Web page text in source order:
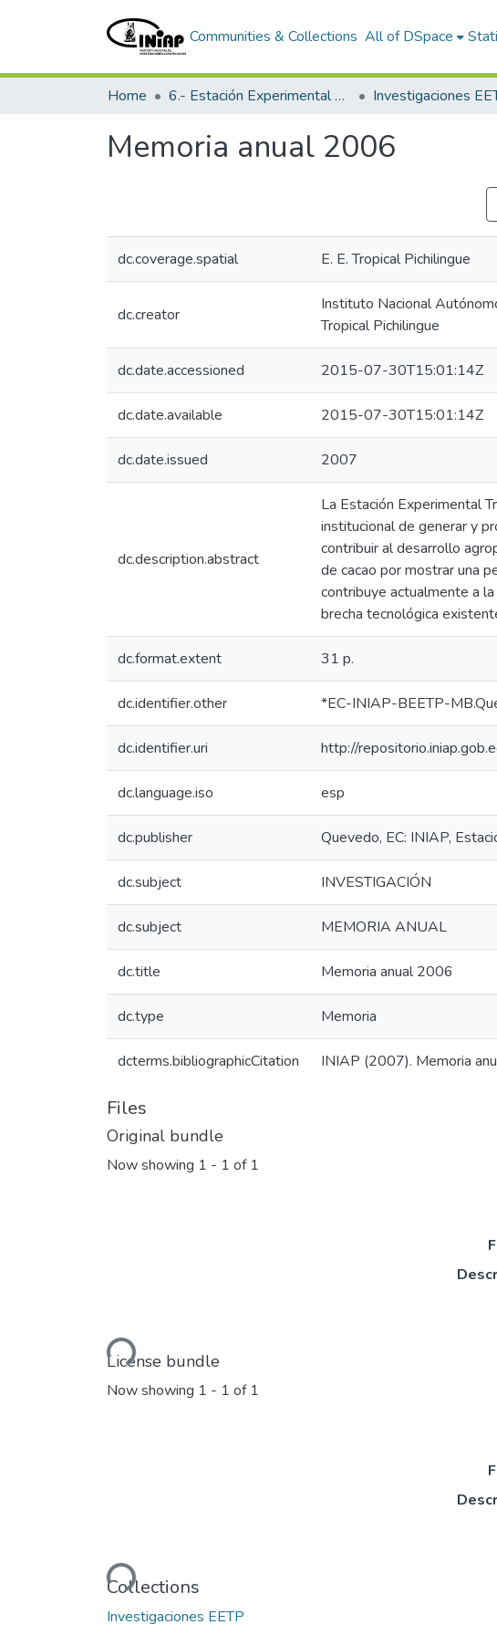
Communities & Collections All of DSpace
Home 6.- Estación Experimental Tropical Pichilingue Investigaciones
Memoria anual 2006
dc.coverage.spatial E. E. Tropical Pichilingue
dc.creator
Instituto Nacional
Tropical Pichilingue
dc.date.accessioned 2015-07-30T15:01:14Z
dc.date.available 2015-07-30T15:01:14Z
dc.date.issued 2007
dc.description.abstract
La Estación Experimental
institucional de generar y
contribuir al desarrollo
de cacao por mostrar una
contribuye actualmente a
brecha tecnológica
dc.format.extent 31 p.
dc.identifier.other *EC-INIAP-BEETP-
dc.identifier.uri http://
dc.language.iso esp
dc.publisher Quevedo, EC: INIAP,
dc.subject INVESTIGACIÓN
dc.subject MEMORIA ANUAL
dc.title Memoria anual 2006
dc.type Memoria
dcterms.bibliographicCitation INIAP (2007). Memoria
Files
Original bundle
Now showing 1 - 1 of 1
Loading...
License bundle
Now showing 1 - 1 of 1
Loading...
Collections
Investigaciones EETP